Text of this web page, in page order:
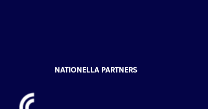
NATIONELLA PARTNERS